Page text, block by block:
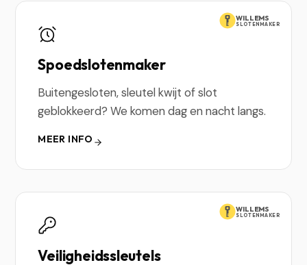
WILLEMS
SLOTENMAKER
Spoedslotenmaker
Buitengesloten, sleutel kwijt of slot
geblokkeerd? We komen dag en nacht langs.
MEER INFO
WILLEMS
SLOTENMAKER
Veiligheidssleutels